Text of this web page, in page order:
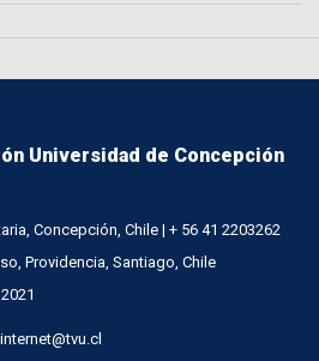
Universidad de Concepción
Concepción, Chile | + 56 41 2203262
Providencia, Santiago, Chile
internet@tvu.cl